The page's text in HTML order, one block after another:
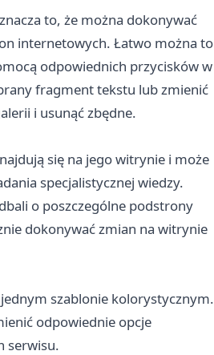
to, że można dokonywać
internetowych. Łatwo można to
odpowiednich przycisków w
fragment tekstu lub zmienić
i usunąć zbędne.
się na jego witrynie i może
specjalistycznej wiedzy.
o poszczególne podstrony
dokonywać zmian na witrynie
szablonie kolorystycznym.
odpowiednie opcje
serwisu.